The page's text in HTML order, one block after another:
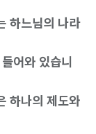
하느님의 나라
어와 있습니
하나의 제도와